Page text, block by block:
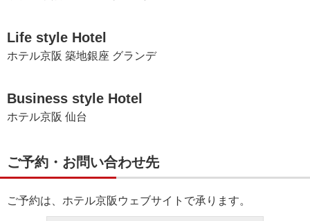
Life style Hotel
ホテル京阪 築地銀座 グランデ
Business style Hotel
ホテル京阪 仙台
ご予約・お問い合わせ先
ご予約は、ホテル京阪ウェブサイトで承ります。